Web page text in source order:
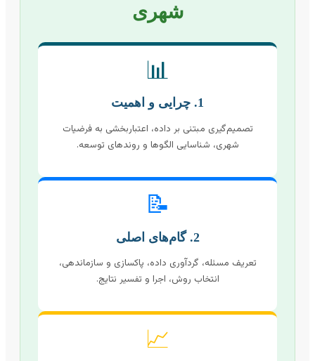
شهری
📊
تصمیم‌گیری مبتنی بر داده، اعتباربخشی به فرضیات
شهری، شناسایی الگوها و روندهای توسعه.
تعریف مسئله، گردآوری داده، پاکسازی و سازماندهی،
انتخاب روش، اجرا و تفسیر نتایج.
📈